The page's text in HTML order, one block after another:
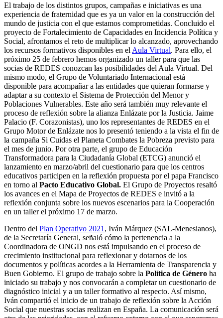
El trabajo de los distintos grupos, campañas e iniciativas es una
experiencia de fraternidad que es ya un valor en la construcción del
mundo de justicia con el que estamos comprometidas. Concluido el
proyecto de Fortalecimiento de Capacidades en Incidencia Política y
Social, afrontamos el reto de multiplicar lo alcanzado, aprovechando
los recursos formativos disponibles en el Aula Virtual. Para ello, el
próximo 25 de febrero hemos organizado un taller para que las
socias de REDES conozcan las posibilidades del Aula Virtual. Del
mismo modo, el Grupo de Voluntariado Internacional está
disponible para acompañar a las entidades que quieran formarse y
adaptar a su contexto el Sistema de Protección del Menor y
Poblaciones Vulnerables. Este año será también muy relevante el
proceso de reflexión sobre la alianza Enlázate por la Justicia. Jaime
Palacio (F. Corazonistas), uno los representantes de REDES en el
Grupo Motor de Enlázate nos lo presentó teniendo a la vista el fin de
la campaña Si Cuidas el Planeta Combates la Pobreza previsto para
el mes de junio. Por otra parte, el grupo de Educación
Transformadora para la Ciudadanía Global (ETCG) anunció el
lanzamiento en marzo/abril del cuestionario para que los centros
educativos participen en la reflexión propuesta por el papa Francisco
en torno al Pacto Educativo Global. El Grupo de Proyectos resaltó
los avances en el Mapa de Proyectos de REDES e invitó a la
reflexión conjunta sobre los nuevos escenarios para la Cooperación
en un taller el próximo 17 de marzo.
Dentro del Plan Operativo 2021 , Iván Márquez (SAL-Menesianos),
de la Secretaría General, señaló cómo la pertenencia a la
Coordinadora de ONGD nos está impulsando en el proceso de
crecimiento institucional para reflexionar y dotarnos de los
documentos y políticas acordes a la Herramienta de Transparencia y
Buen Gobierno. El grupo de trabajo sobre la Política de Género ha
iniciado su trabajo y nos convocarán a completar un cuestionario de
diagnóstico inicial y a un taller formativo al respecto. Así mismo,
Iván compartió el inicio de un trabajo de reflexión sobre la Acción
Social que nuestras socias realizan en España. La comunicación será